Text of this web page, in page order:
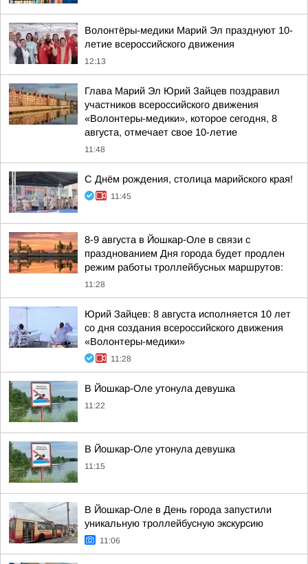
Волонтёры-медики Марий Эл празднуют 10-
летие всероссийского движения
12:13
Глава Марий Эл Юрий Зайцев поздравил
участников всероссийского движения
«Волонтеры-медики», которое сегодня, 8
августа, отмечает свое 10-летие
11:48
С Днём рождения, столица марийского края!
11:45
8-9 августа в Йошкар-Оле в связи с
празднованием Дня города будет продлен
режим работы троллейбусных маршрутов:
11:28
Юрий Зайцев: 8 августа исполняется 10 лет
со дня создания всероссийского движения
«Волонтеры-медики»
11:28
В Йошкар-Оле утонула девушка
11:22
В Йошкар-Оле утонула девушка
11:15
В Йошкар-Оле в День города запустили
уникальную троллейбусную экскурсию
11:06